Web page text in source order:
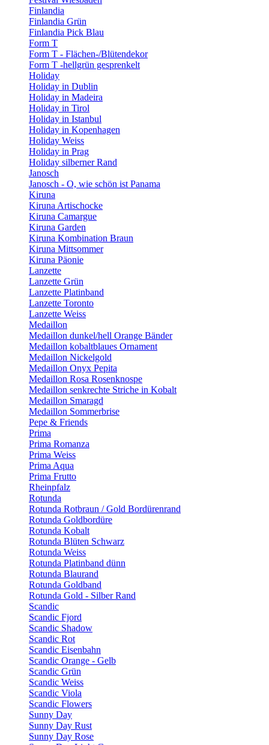
Finlandia
Finlandia Grün
Finlandia Pick Blau
Form T
Form T - Flächen-/Blütendekor
Form T -hellgrün gesprenkelt
Holiday
Holiday in Dublin
Holiday in Madeira
Holiday in Tirol
Holiday in Istanbul
Holiday in Kopenhagen
Holiday Weiss
Holiday in Prag
Holiday silberner Rand
Janosch
Janosch - O, wie schön ist Panama
Kiruna
Kiruna Artischocke
Kiruna Camargue
Kiruna Garden
Kiruna Kombination Braun
Kiruna Mittsommer
Kiruna Päonie
Lanzette
Lanzette Grün
Lanzette Platinband
Lanzette Toronto
Lanzette Weiss
Medaillon
Medaillon dunkel/hell Orange Bänder
Medaillon kobaltblaues Ornament
Medaillon Nickelgold
Medaillon Onyx Pepita
Medaillon Rosa Rosenknospe
Medaillon senkrechte Striche in Kobalt
Medaillon Smaragd
Medaillon Sommerbrise
Pepe & Friends
Prima
Prima Romanza
Prima Weiss
Prima Aqua
Prima Frutto
Rheinpfalz
Rotunda
Rotunda Rotbraun / Gold Bordürenrand
Rotunda Goldbordüre
Rotunda Kobalt
Rotunda Blüten Schwarz
Rotunda Weiss
Rotunda Platinband dünn
Rotunda Blaurand
Rotunda Goldband
Rotunda Gold - Silber Rand
Scandic
Scandic Fjord
Scandic Shadow
Scandic Rot
Scandic Eisenbahn
Scandic Orange - Gelb
Scandic Grün
Scandic Weiss
Scandic Viola
Scandic Flowers
Sunny Day
Sunny Day Rust
Sunny Day Rose